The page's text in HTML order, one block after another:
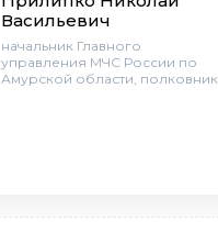
Васильевич
начальник Главного
управления МЧС России по
Амурской области, полковник